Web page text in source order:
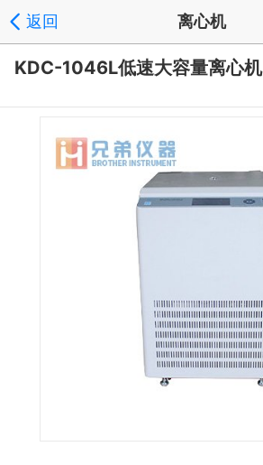
返回 离心机
KDC-1046L低速大容量离心机